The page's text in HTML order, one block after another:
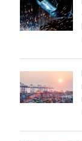
На
БМК
произвели
трамвайных
путей
Москвы
Ярославля
объявил